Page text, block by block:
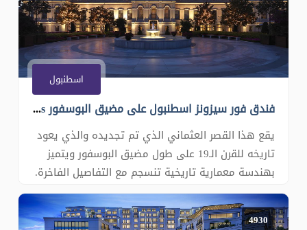
اسطنبول
فندق فور سيزونز اسطنبول على مضيق البوسفور Four Seasons Hotel Istanbul at the Bosphorus
يقع هذا القصر العثماني الذي تم تجديده والذي يعود
تاريخه للقرن الـ19 على طول مضيق البوسفور ويتميز
بهندسة معمارية تاريخية تنسجم مع التفاصيل الفاخرة.
ويتوفر مسبح داخلي ومسبح مُدفأ في الهواء الطلق
مع مظلات وكراسي استلقاء للتشمس مجانًا. كما يضم
4930